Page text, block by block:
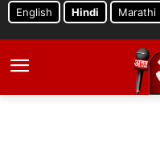
English Hindi Marathi